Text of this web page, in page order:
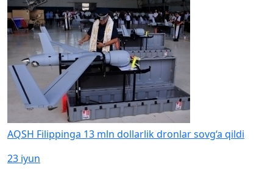
AQSH Filippinga 13 mln dollarlik dronlar sovg‘a qildi
23 iyun